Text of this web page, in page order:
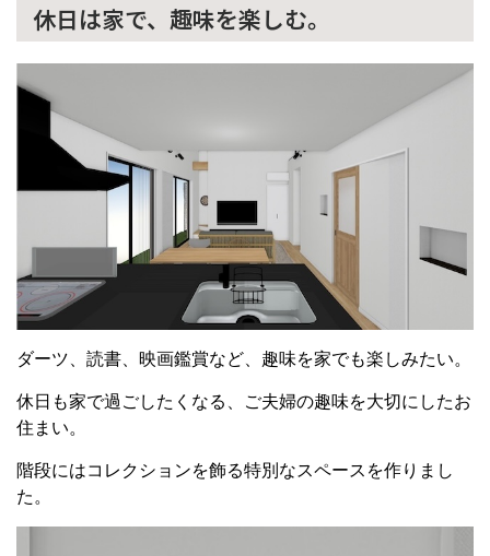
休日は家で、趣味を楽しむ。
ダーツ、読書、映画鑑賞など、趣味を家でも楽しみたい。
休日も家で過ごしたくなる、ご夫婦の趣味を大切にしたお
住まい。
階段にはコレクションを飾る特別なスペースを作りまし
た。